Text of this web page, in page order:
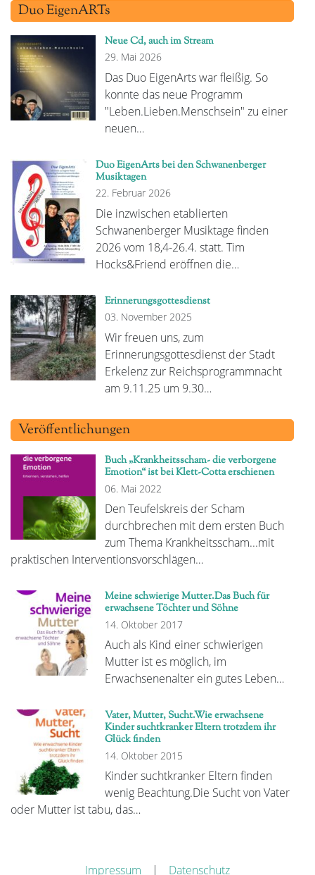
Duo EigenARTs
Neue Cd, auch im Stream
29. Mai 2026
Das Duo EigenArts war fleißig. So
konnte das neue Programm
"Leben.Lieben.Menschsein" zu einer
neuen…
Duo EigenArts bei den Schwanenberger
Musiktagen
22. Februar 2026
Die inzwischen etablierten
Schwanenberger Musiktage finden
2026 vom 18,4-26.4. statt. Tim
Hocks&Friend eröffnen die…
Erinnerungsgottesdienst
03. November 2025
Wir freuen uns, zum
Erinnerungsgottesdienst der Stadt
Erkelenz zur Reichsprogrammnacht
am 9.11.25 um 9.30…
Veröffentlichungen
Buch „Krankheitsscham- die verborgene
Emotion“ ist bei Klett-Cotta erschienen
06. Mai 2022
Den Teufelskreis der Scham
durchbrechen mit dem ersten Buch
zum Thema Krankheitsscham...mit
praktischen Interventionsvorschlägen…
Meine schwierige Mutter.Das Buch für
erwachsene Töchter und Söhne
14. Oktober 2017
Auch als Kind einer schwierigen
Mutter ist es möglich, im
Erwachsenenalter ein gutes Leben…
Vater, Mutter, Sucht.Wie erwachsene
Kinder suchtkranker Eltern trotzdem ihr
Glück finden
14. Oktober 2015
Kinder suchtkranker Eltern finden
wenig Beachtung.Die Sucht von Vater
oder Mutter ist tabu, das…
Impressum | Datenschutz